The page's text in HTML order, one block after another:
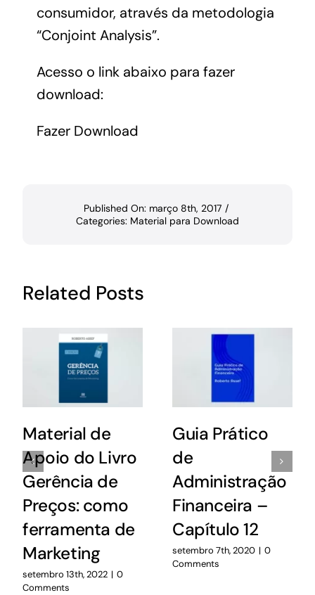
consumidor, através da metodologia
“Conjoint Analysis”.
Acesso o link abaixo para fazer
download:
Fazer Download
Published On: março 8th, 2017 /
Categories: Material para Download
Related Posts
Material de
Apoio do Livro
Gerência de
Preços: como
ferramenta de
Marketing
setembro 13th, 2022 | 0
Comments
Guia Prático
de
Administração
Financeira –
Capítulo 12
setembro 7th, 2020 | 0
Comments